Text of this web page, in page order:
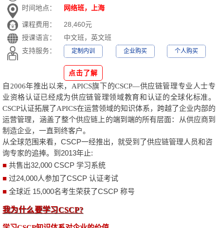
时间地点：
网络班，上海
课程费用：
28,460元
授课语言：
中文班，英文班
支持服务：
定制内训 企业购买 个人购买
点击了解
自 2006年推出以来， APICS旗下的CSCP—供应链管理专业人士专
业资格认证已经成为供应链管理领域教育和认证的全球化标准。
CSCP认证拓展了APICS在运营领域的知识体系，跨越了企业内部的
运营管理，涵盖了整个供应链上的端到端的所有层面：从供应商到
制造企业，一直到终客户。
从全球范围来看，CSCP一经推出，就受到了供应链管理人员和咨
询专家的追捧。到2013年止:
■ 共售出32,000 CSCP 学习系统
■ 过24,000人参加了CSCP 认证考试
■ 全球近 15,000名考生荣获了CSCP 称号
我为什么要学习CSCP?